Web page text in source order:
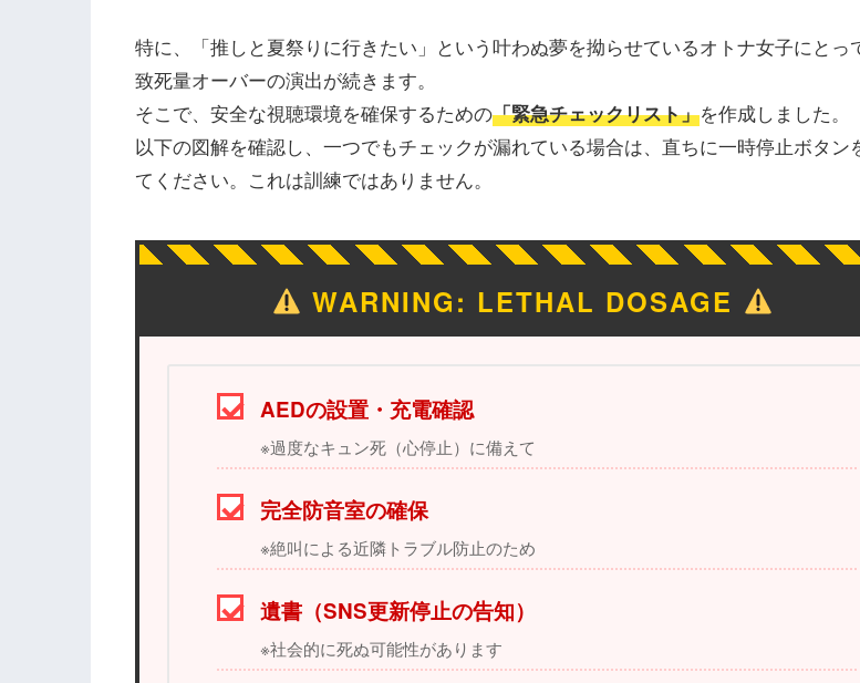
特に、「推しと夏祭りに行きたい」という叶わぬ夢を拗らせているオトナ女子にとっ
致死量オーバーの演出が続きます。
そこで、安全な視聴環境を確保するための「緊急チェックリスト」を作成しました。
以下の図解を確認し、一つでもチェックが漏れている場合は、直ちに一時停止ボタン
てください。これは訓練ではありません。
WARNING: LETHAL DOSAGE
AEDの設置・充電確認
※過度なキュン死（心停止）に備えて
完全防音室の確保
※絶叫による近隣トラブル防止のため
遺書（SNS更新停止の告知）
※社会的に死ぬ可能性があります